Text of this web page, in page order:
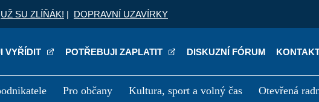
UŽ SU ZLÍŇÁK! | DOPRAVNÍ UZAVÍRKY
VYŘÍDIT POTŘEBUJI ZAPLATIT DISKUZNÍ FÓRUM
Pro občany Kultura, sport a volný čas Otevřená